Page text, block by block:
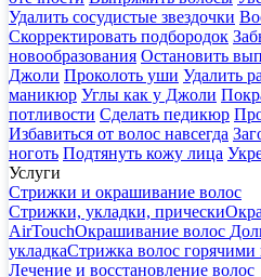
Удалить сосудистые звездочки
Скорректировать подбородок
новообразования Остановить
Джоли Проколоть уши Удалить
маникюр Углы как у Джоли
потливости Сделать педикюр
Избавиться от волос навсегда
ноготь Подтянуть кожу лица
Услуги
Стрижки и окрашивание волос
Стрижки, укладки, прически
AirTouchОкрашивание волос
укладкаСтрижка волос
Лечение и восстановление волос